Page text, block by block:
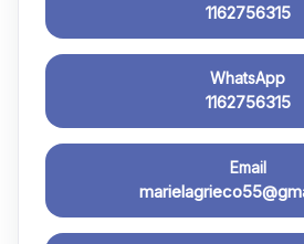
1162756315
WhatsApp
1162756315
Email